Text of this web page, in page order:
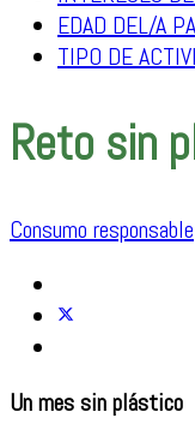
EDAD DEL/A
TIPO DE
Reto sin
Consumo responsable
Un mes sin plástico